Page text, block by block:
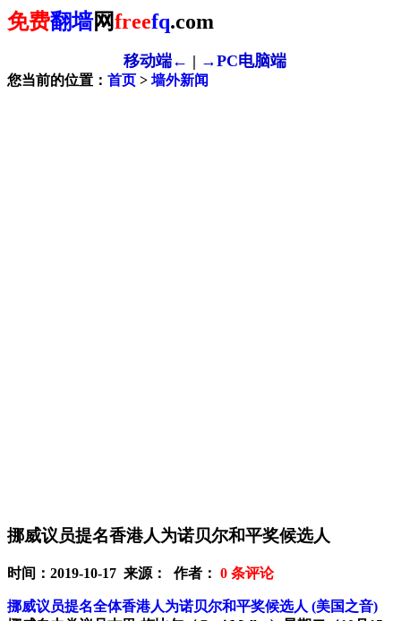
免费翻墙网freefq.com
移动端← | →PC电脑端
您当前的位置： 首页 > 墙外新闻
挪威议员提名香港人为诺贝尔和平奖候选人
时间：2019-10-17 来源： 作者： 0 条评论
挪威议员提名全体香港人为诺贝尔和平奖候选人 (美国之音)